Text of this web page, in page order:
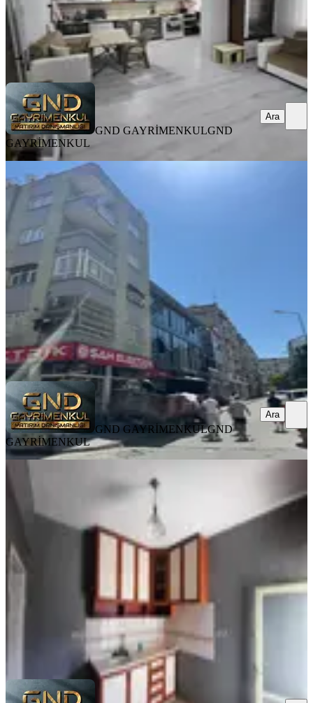
GND GAYRİMENKUL GND GAYRİMENKUL
Ara
GND GAYRİMENKULGND
GAYRİMENKUL
Ara
BALKONLU
Gnd'den Çarşı Merkezde Maliye
Arkası 3+1 Satılık Daire
Akdeniz, Mesudiye Mahallesi
3+1
2.300.000 ₺
GND GAYRİMENKUL GND GAYRİMENKUL
Ara
GND GAYRİMENKULGND
GAYRİMENKUL
Ara
BALKONLU
Gnd'den Mesudiye Mh. 52.kat Civ.
B.mutfak 3+1 Satılık Daire
Akdeniz, Mesudiye Mahallesi
160 m²·5. Kat·06.08.2026
GND GAYRİMENKULGND GAYRİMENKUL